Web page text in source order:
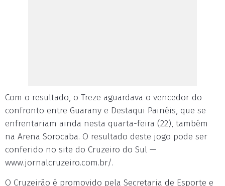
Com o resultado, o Treze aguardava o vencedor do
confronto entre Guarany e Destaqui Painéis, que se
enfrentariam ainda nesta quarta-feira (22), também
na Arena Sorocaba. O resultado deste jogo pode ser
conferido no site do Cruzeiro do Sul —
www.jornalcruzeiro.com.br/.
O Cruzeirão é promovido pela Secretaria de Esporte e